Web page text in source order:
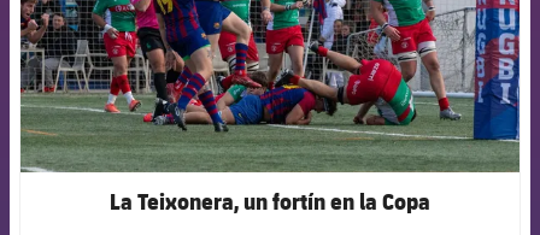
La Teixonera, un fortín en la Copa